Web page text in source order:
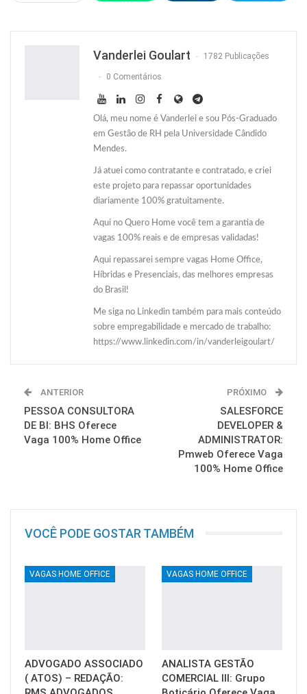
Vanderlei Goulart 1782 Publicações
0 Comentários
Olá, meu nome é Vanderlei e sou Pós-Graduado
em Gestão de RH pela Universidade Cândido
Mendes.
Já atuei como contratante e contratado, e criei
este projeto para repassar oportunidades
diariamente 100% gratuitamente.
Aqui no Quero Home você tem a garantia de
vagas 100% reais e de empresas validadas!
Aqui repassarei sempre vagas Home Office,
Híbridas e Presenciais, das melhores empresas
do Brasil!
Me siga no Linkedin também para mais conteúdo
sobre empregabilidade e mercado de trabalho:
https://www.linkedin.com/in/vanderleigoulart/
ANTERIOR
PESSOA CONSULTORA
DE BI: BHS Oferece
Vaga 100% Home Office
PRÓXIMO
SALESFORCE
DEVELOPER &
ADMINISTRATOR:
Pmweb Oferece Vaga
100% Home Office
VOCÊ PODE GOSTAR TAMBÉM
VAGAS HOME OFFICE
ADVOGADO ASSOCIADO
( ATOS) – REDAÇÃO:
VAGAS HOME OFFICE
ANALISTA GESTÃO
COMERCIAL III: Grupo